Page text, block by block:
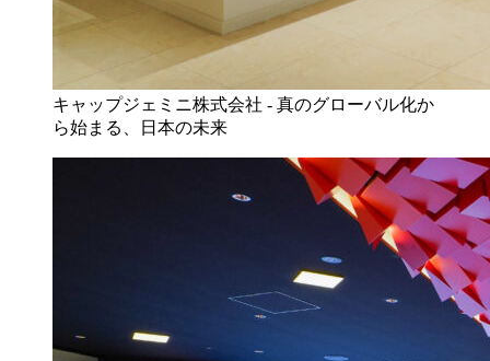
キャップジェミニ株式会社 - 真のグローバル化か
ら始まる、日本の未来